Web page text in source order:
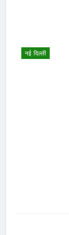
नई दिल्ली